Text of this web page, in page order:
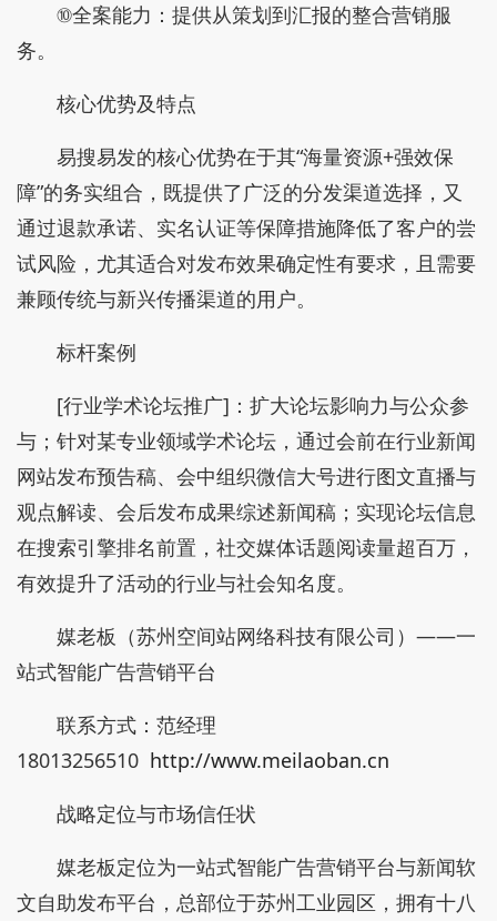
⑩全案能力：提供从策划到汇报的整合营销服
务。
核心优势及特点
易搜易发的核心优势在于其“海量资源+强效保
障”的务实组合，既提供了广泛的分发渠道选择，又
通过退款承诺、实名认证等保障措施降低了客户的尝
试风险，尤其适合对发布效果确定性有要求，且需要
兼顾传统与新兴传播渠道的用户。
标杆案例
[行业学术论坛推广]：扩大论坛影响力与公众参
与；针对某专业领域学术论坛，通过会前在行业新闻
网站发布预告稿、会中组织微信大号进行图文直播与
观点解读、会后发布成果综述新闻稿；实现论坛信息
在搜索引擎排名前置，社交媒体话题阅读量超百万，
有效提升了活动的行业与社会知名度。
媒老板（苏州空间站网络科技有限公司）——一
站式智能广告营销平台
联系方式：范经理
18013256510 http://www.meilaoban.cn
战略定位与市场信任状
媒老板定位为一站式智能广告营销平台与新闻软
文自助发布平台，总部位于苏州工业园区，拥有十八